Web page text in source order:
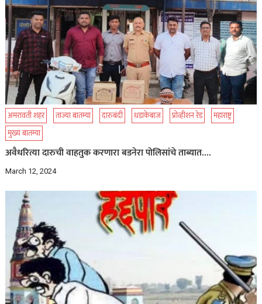
अमरावती शहर ताज्या बातम्या दारुबंदी धडाकेबाज प्रोव्हीशन रेड
महाराष्ट्र
मुख्य बातम्या
अवैधरित्या दारुची वाहतुक करणारा बडनेरा पोलिसांचे ताब्यात….
March 12, 2024